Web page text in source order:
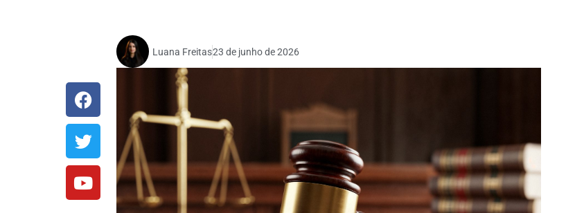
Luana Freitas23 de junho de 2026